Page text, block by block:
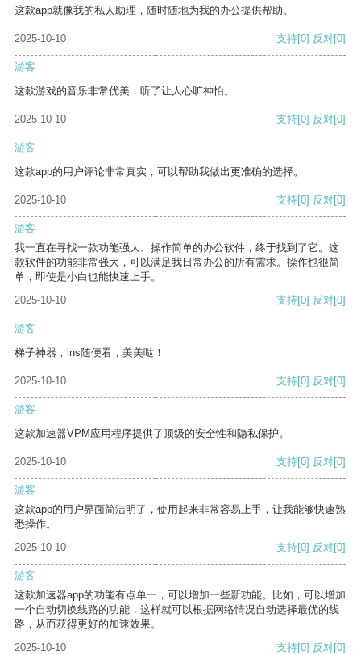
这款app就像我的私人助理，随时随地为我的办公提供帮助。
2025-10-10 支持[0] 反对[0]
游客
这款游戏的音乐非常优美，听了让人心旷神怡。
2025-10-10 支持[0] 反对[0]
游客
这款app的用户评论非常真实，可以帮助我做出更准确的选择。
2025-10-10 支持[0] 反对[0]
游客
我一直在寻找一款功能强大、操作简单的办公软件，终于找到了它。这
款软件的功能非常强大，可以满足我日常办公的所有需求。操作也很简
单，即使是小白也能快速上手。
2025-10-10
支持[0] 反对[0]
游客
梯子神器，ins随便看，美美哒！
2025-10-10 支持[0] 反对[0]
游客
这款加速器VPM应用程序提供了顶级的安全性和隐私保护。
2025-10-10 支持[0] 反对[0]
游客
这款app的用户界面简洁明了，使用起来非常容易上手，让我能够快速熟
悉操作。
2025-10-10
支持[0] 反对[0]
游客
这款加速器app的功能有点单一，可以增加一些新功能。比如，可以增加
一个自动切换线路的功能，这样就可以根据网络情况自动选择最优的线
路，从而获得更好的加速效果。
2025-10-10
支持[0] 反对[0]